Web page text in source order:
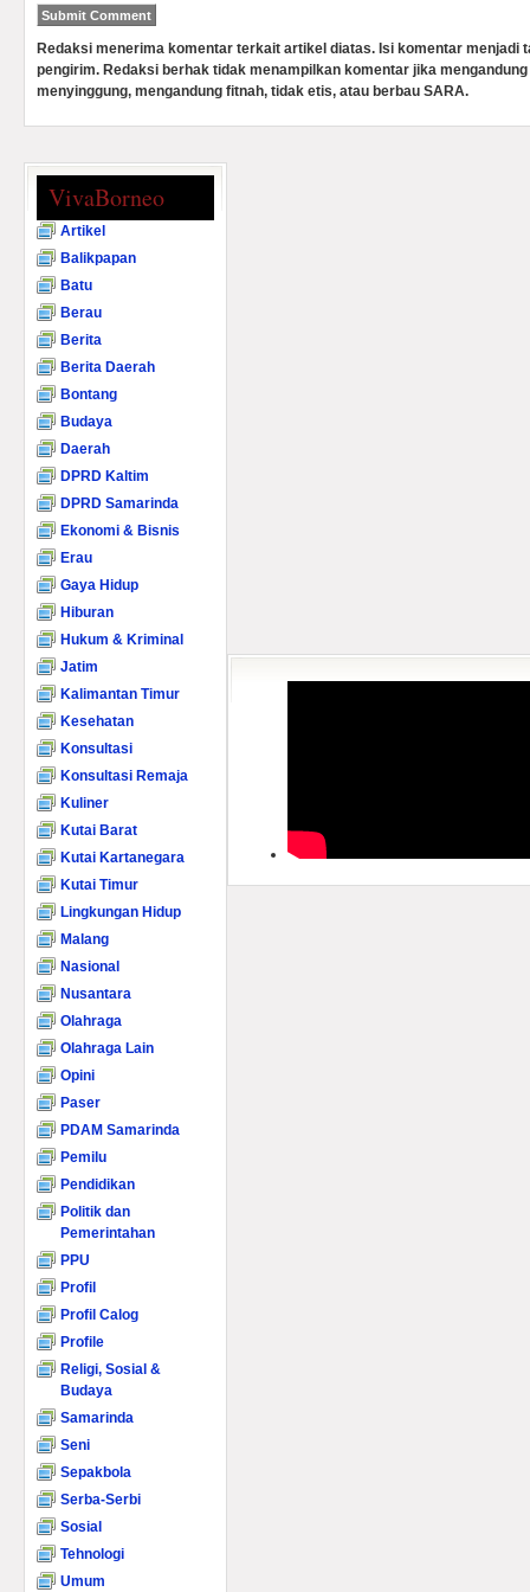
Redaksi menerima komentar terkait artikel diatas. Isi komentar menjadi
pengirim. Redaksi berhak tidak menampilkan komentar jika
menyinggung, mengandung fitnah, tidak etis, atau berbau SARA.
VivaBorneo
Artikel
Balikpapan
Batu
Berau
Berita
Berita Daerah
Bontang
Budaya
Daerah
DPRD Kaltim
DPRD Samarinda
Ekonomi & Bisnis
Erau
Gaya Hidup
Hiburan
Hukum & Kriminal
Jatim
Kalimantan Timur
Kesehatan
Konsultasi
Konsultasi Remaja
Kuliner
Kutai Barat
Kutai Kartanegara
Kutai Timur
Lingkungan Hidup
Malang
Nasional
Nusantara
Olahraga
Olahraga Lain
Opini
Paser
PDAM Samarinda
Pemilu
Pendidikan
Politik dan
Pemerintahan
PPU
Profil
Profil Calog
Profile
Religi, Sosial &
Budaya
Samarinda
Seni
Sepakbola
Serba-Serbi
Sosial
Tehnologi
Umum